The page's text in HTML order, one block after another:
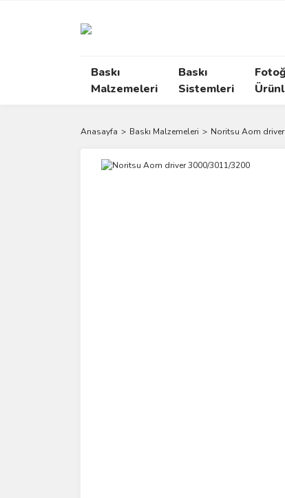
Baskı
Malzemeleri
Baskı
Sistemleri
Anasayfa Baskı Malzemeleri Noritsu Aom